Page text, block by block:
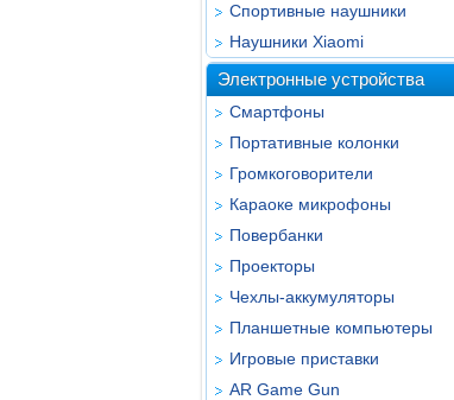
Спортивные наушники
Наушники Xiaomi
Электронные устройства
Смартфоны
Портативные колонки
Громкоговорители
Караоке микрофоны
Повербанки
Проекторы
Чехлы-аккумуляторы
Планшетные компьютеры
Игровые приставки
AR Game Gun